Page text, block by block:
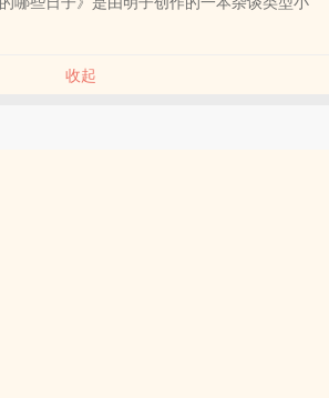
收起